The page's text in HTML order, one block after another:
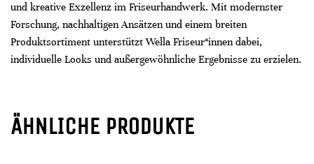
und kreative Exzellenz im Friseurhandwerk. Mit modernster
Forschung, nachhaltigen Ansätzen und einem breiten
Produktsortiment unterstützt Wella Friseur*innen dabei,
individuelle Looks und außergewöhnliche Ergebnisse zu erzielen.
ÄHNLICHE PRODUKTE